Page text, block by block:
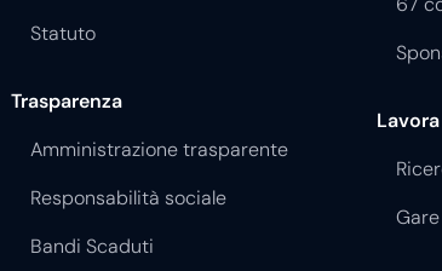
Statuto
Trasparenza
Amministrazione trasparente
Responsabilità sociale
Bandi Scaduti